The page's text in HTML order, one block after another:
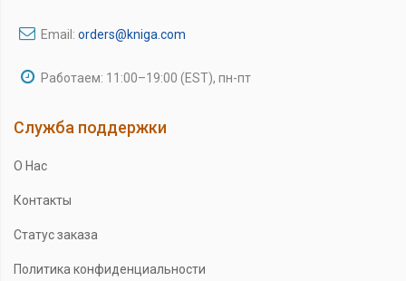
Email: orders@kniga.com
Работаем: 11:00–19:00 (EST), пн-пт
Служба поддержки
О Нас
Контакты
Статус заказа
Политика конфиденциальности